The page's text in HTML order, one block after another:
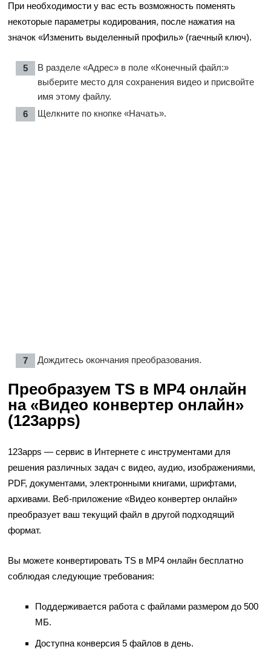
При необходимости у вас есть возможность поменять
некоторые параметры кодирования, после нажатия на
значок «Изменить выделенный профиль» (гаечный ключ).
В разделе «Адрес» в поле «Конечный файл:»
выберите место для сохранения видео и присвойте
имя этому файлу.
Щелкните по кнопке «Начать».
Дождитесь окончания преобразования.
Преобразуем TS в MP4 онлайн
на «Видео конвертер онлайн»
(123apps)
123apps — сервис в Интернете с инструментами для
решения различных задач с видео, аудио, изображениями,
PDF, документами, электронными книгами, шрифтами,
архивами. Веб-приложение «Видео конвертер онлайн»
преобразует ваш текущий файл в другой подходящий
формат.
Вы можете конвертировать TS в MP4 онлайн бесплатно
соблюдая следующие требования:
Поддерживается работа с файлами размером до 500
МБ.
Доступна конверсия 5 файлов в день.